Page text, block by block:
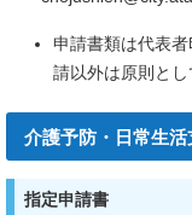
申請書類は代表
請以外は原則とし
介護予防・日常生
指定申請書